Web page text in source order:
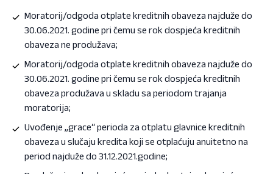
Moratorij/odgoda otplate kreditnih obaveza najduže do
30.06.2021. godine pri čemu se rok dospjeća kreditnih
obaveza ne produžava;
Moratorij/odgoda otplate kreditnih obaveza najduže do
30.06.2021. godine pri čemu se rok dospjeća kreditnih
obaveza produžava u skladu sa periodom trajanja
moratorija;
Uvođenje „grace“ perioda za otplatu glavnice kreditnih
obaveza u slučaju kredita koji se otplaćuju anuitetno na
period najduže do 31.12.2021.godine;